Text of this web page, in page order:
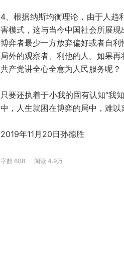
4、根据纳斯均衡理论，由于人趋
害模式，这与当今中国社会所展
博弈者最少一方放弃偏好或者自
局外的观察者、利他的人。如果
共产党讲全心全意为人民服务呢？
只要还执着于小我的固有认知“我
中，人生就困在博弈的局中，难以
2019年11月20日孙德胜
字数 608 阅读 4.9万